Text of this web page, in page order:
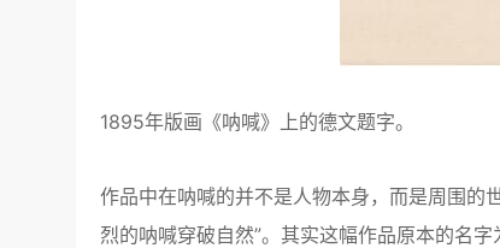
1895年版画《呐喊》上的德文题字。
作品中在呐喊的并不是人物本身，而是周围的
烈的呐喊穿破自然”。其实这幅作品原本的名字